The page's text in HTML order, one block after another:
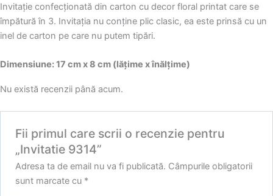
Invitație confecționată din carton cu decor floral printat care se
împătură în 3. Invitația nu conține plic clasic, ea este prinsă cu un
inel de carton pe care nu putem tipări.
Dimensiune: 17 cm x 8 cm (lățime x înălțime)
Nu există recenzii până acum.
Fii primul care scrii o recenzie pentru
„Invitatie 9314”
Adresa ta de email nu va fi publicată. Câmpurile obligatorii
sunt marcate cu *